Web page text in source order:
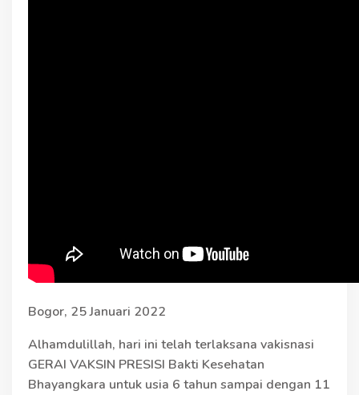
Bogor, 25 Januari 2022
Alhamdulillah, hari ini telah terlaksana vakisnasi
GERAI VAKSIN PRESISI Bakti Kesehatan
Bhayangkara untuk usia 6 tahun sampai dengan 11